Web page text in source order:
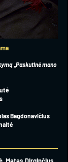
„Paskutinė mano
Bagdonavičius